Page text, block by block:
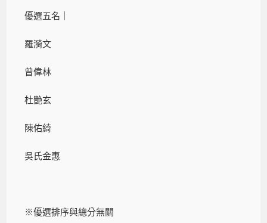
優選五名｜
羅漪文
曾偉林
杜艷玄
陳佑綺
吳氏金惠
※優選排序與總分無關